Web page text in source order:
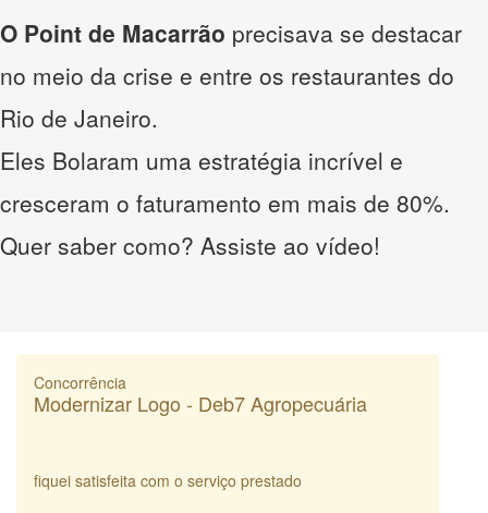
O Point de Macarrão precisava se destacar
no meio da crise e entre os restaurantes do
Rio de Janeiro.
Eles Bolaram uma estratégia incrível e
cresceram o faturamento em mais de 80%.
Quer saber como? Assiste ao vídeo!
Concorrência
Modernizar Logo - Deb7 Agropecuária
fiquei satisfeita com o serviço prestado